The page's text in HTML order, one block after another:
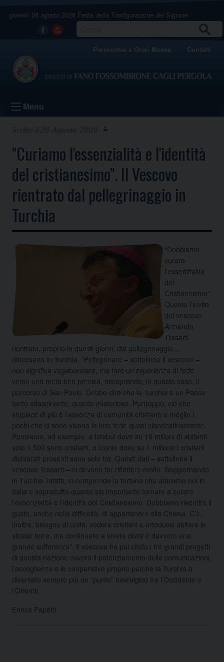
giovedì 06 agosto 2026 Festa della Trasfigurazione del Signore
Facebook
Youtube
Parrocchie e Orari Messe Contatti
Menu
"Curiamo l'essenzialità e l'identità
del cristianesimo". Il Vescovo
rientrato dal pellegrinaggio in
Turchia
“Dobbiamo
curare
l’essenzialità
del
Cristianesimo”.
Questo l’invito
del vescovo
Armando
Trasarti
rientrato, proprio in questi giorni, dal pellegrinaggio…
diocesano in Turchia. “Pellegrinare – sottolinea il vescovo –
non significa vagabondare, ma fare un’esperienza di fede
verso una meta ben precisa, riscoprendo, in questo caso, il
percorso di San Paolo. Debbo dire che la Turchia è un Paese
tanto affascinante, quanto misterioso. Purtroppo, ciò che
stupisce di più è l’assenza di comunità cristiane o meglio i
pochi che ci sono vivono la loro fede quasi clandestinamente.
Pensiamo, ad esempio, a Istabul dove su 18 milioni di abitanti
solo 1.500 sono cristiani, o Iconio dove su 1 milione i cristiani
dichiarati presenti sono solo tre. Questi dati – sottolinea il
vescovo Trasarti – ci devono far riflettere molto. Soggiornando
in Turchia, infatti, si comprende la fortuna che abbiamo noi in
Italia e soprattutto quanto sia importante tornare a curare
l’essenzialità e l’identità del Cristianesimo. Dobbiamo risentire il
gusto, anche nella difficoltà, di appartenere alla Chiesa. C’è,
inoltre, bisogno di unità: vedere cristiani e ortodossi abitare le
stesse terre, ma continuare a vivere divisi è davvero una
grande sofferenza”. Il vescovo ha poi citato i tre grandi progetti
di questa nazione ovvero il potenziamento delle comunicazioni,
l’accoglienza e le cooperative proprio perchè la Turchia è
diventato sempre più un “punto” nevralgico tra l’Occidente e
l’Oriente.
Enrica Papetti